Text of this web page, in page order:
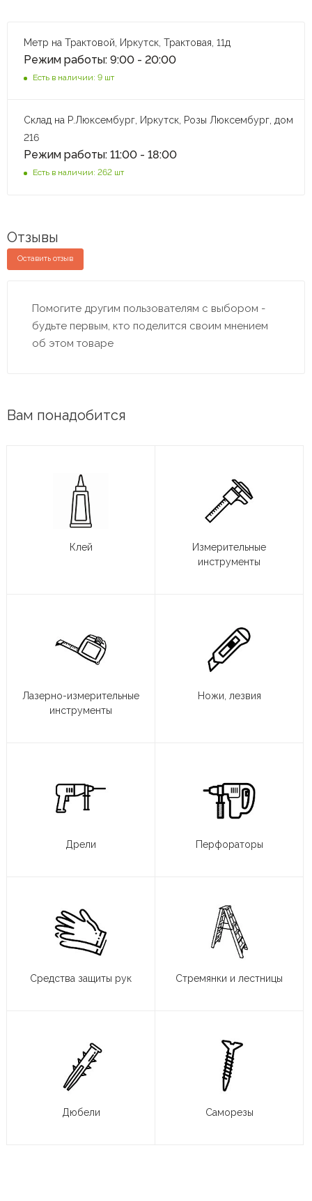
Метр на Трактовой, Иркутск, Трактовая, 11д
Режим работы: 9:00 - 20:00
Есть в наличии: 9 шт
Склад на Р.Люксембург, Иркутск, Розы Люксембург, дом
216
Режим работы: 11:00 - 18:00
Есть в наличии: 262 шт
Отзывы
Оставить отзыв
Помогите другим пользователям с выбором -
будьте первым, кто поделится своим мнением
об этом товаре
Вам понадобится
Клей
Измерительные
инструменты
Лазерно-измерительные
инструменты
Ножи, лезвия
Дрели Перфораторы
Средства защиты рук Стремянки и лестницы
Дюбели Саморезы